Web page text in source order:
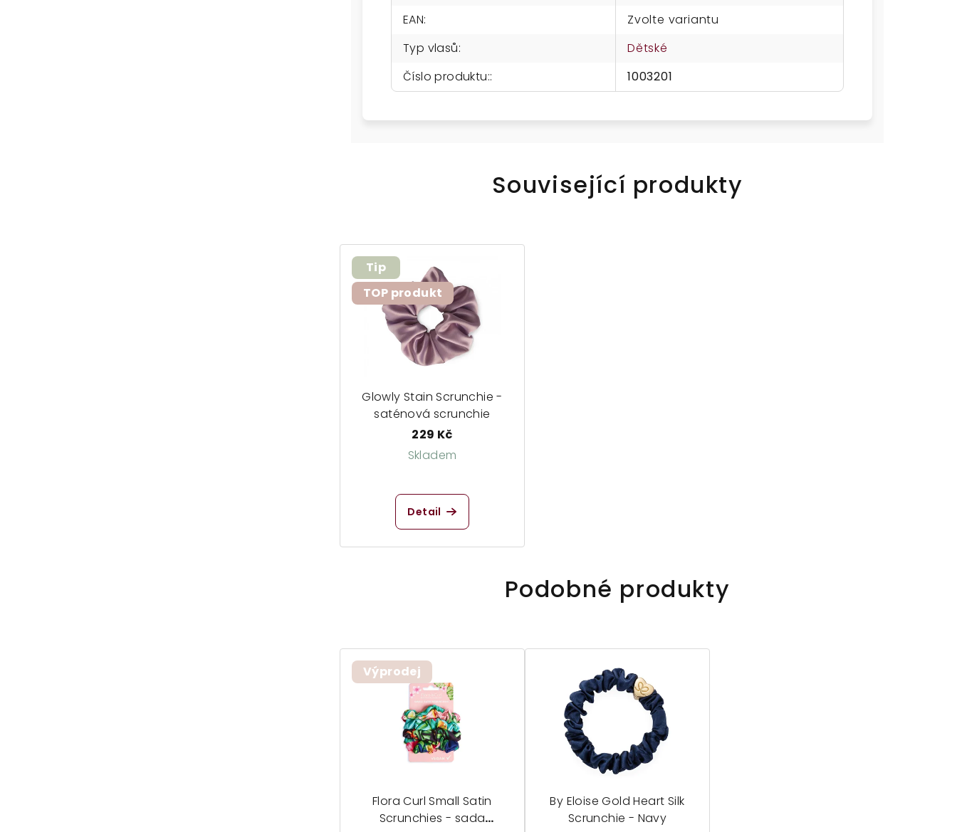
EAN:
Zvolte variantu
Typ vlasů:
Dětské
Číslo produktu:: 1003201
Související produkty
Tip
TOP produkt
Glowly Stain Scrunchie -
saténová scrunchie
229 Kč
Skladem
hodnocení
produktu
je
5,0
Detail
Podobné produkty
Výprodej
Flora Curl Small Satin
Scrunchies - sada
By Eloise Gold Heart Silk
Scrunchie - Navy